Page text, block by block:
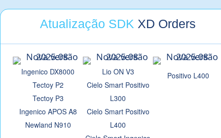
Atualização SDK XD Orders
Ingenico DX8000
Tectoy P2
Tectoy P3
Ingenico APOS A8
Newland N910
Lio ON V3
Cielo Smart Positivo
L300
Cielo Smart Positivo
L400
Positivo L400